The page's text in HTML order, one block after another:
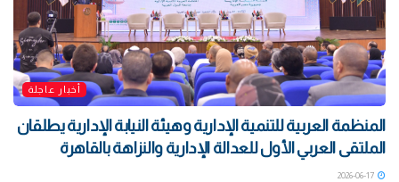
أخبار عاجلة
المنظمة العربية للتنمية الإدارية وهيئة النيابة الإدارية يطلقان
الملتقى العربي الأول للعدالة الإدارية والنزاهة بالقاهرة